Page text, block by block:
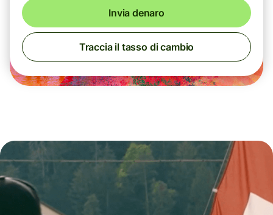
Invia denaro
Traccia il tasso di cambio